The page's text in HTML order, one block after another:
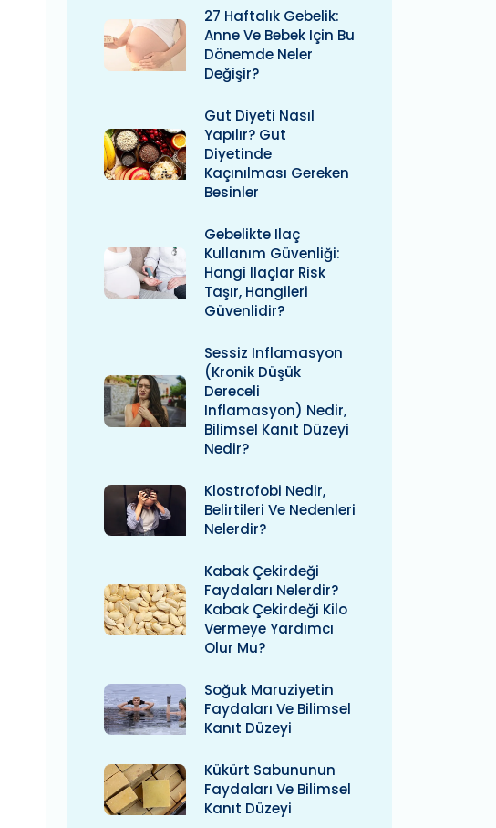
27 Haftalık Gebelik:
Anne Ve Bebek Için Bu
Dönemde Neler
Değişir?
Gut Diyeti Nasıl
Yapılır? Gut
Diyetinde
Kaçınılması Gereken
Besinler
Gebelikte Ilaç
Kullanım Güvenliği:
Hangi Ilaçlar Risk
Taşır, Hangileri
Güvenlidir?
Sessiz Inflamasyon
(kronik Düşük
Dereceli
Inflamasyon) Nedir,
Bilimsel Kanıt Düzeyi
Nedir?
Klostrofobi Nedir,
Belirtileri Ve Nedenleri
Nelerdir?
Kabak Çekirdeği
Faydaları Nelerdir?
Kabak Çekirdeği Kilo
Vermeye Yardımcı
Olur Mu?
Soğuk Maruziyetin
Faydaları Ve Bilimsel
Kanıt Düzeyi
Kükürt Sabununun
Faydaları Ve Bilimsel
Kanıt Düzeyi